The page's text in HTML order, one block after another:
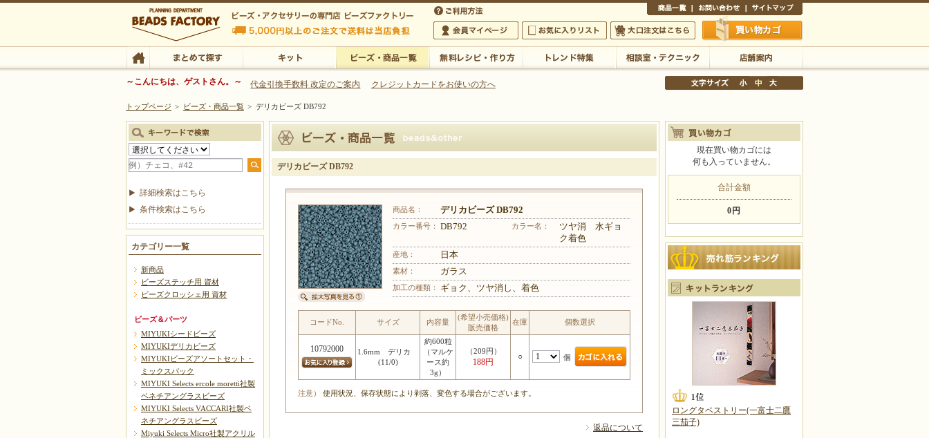
ビーズファクトリー ビーズ・パーツ・金具など・アクセサリーの専門店
ビーズ・アクセサリーの専門店 ビーズファクトリー 5,000円以上のご注文で送料は当店が負担いたします
ビーズ・アクセサリーの専門店 ビーズファクトリー 5,000円以上のご注文で送料は当店が負担いたします
会員マイページ
お気に入りリスト 大口注文はこちら 買い物かご
TOP まとめて探す 店舗案内
～こんにちは、ゲストさん。～ 代金引換手数料 改定のご案内 クレジットカードをお使いの方へ
トップページ > ビーズ・商品一覧 > デリカビーズ DB792
デリカビーズ DB792
商品名： デリカビーズ DB792
カラー番号： DB792 カラー名：
ツヤ消 水ギョ
ク着色
産地： 日本
素材： ガラス
加工の種類： ギョク、ツヤ消し、着色
コードNo. サイズ 内容量
(希望小売価格)
販売価格
在庫 個数選択
10792000
1.6mm デリカ
(11/0)
約600粒
（マルケ
ース約
3g）
（209円）
188円
○ 個
注意） 使用状況、保存状態により剥落、変色する場合がございます。
返品について
詳細検索はこちら
条件検索はこちら
カテゴリー一覧
新商品
ビーズステッチ用 資材
ビーズクロッシェ用 資材
ビーズ＆パーツ
MIYUKIシードビーズ
MIYUKIデリカビーズ
MIYUKIビーズアソートセット・
ミックスパック
MIYUKI Selects ercole moretti社製
ベネチアングラスビーズ
MIYUKI Selects VACCARI社製ベ
ネチアングラスビーズ
Miyuki Selects Micro社製アクリル
現在買い物カゴには
何も入っていません。
合計金額
0円
ロングタペストリー(一富士二鷹
三茄子)